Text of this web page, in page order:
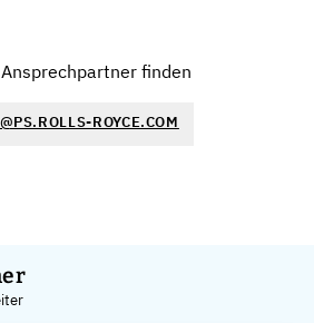
finden
ROYCE.COM